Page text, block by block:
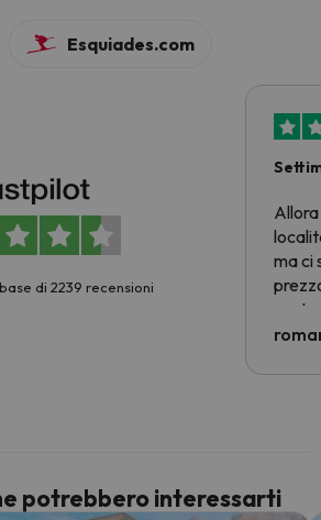
Esquiades.com
di 2239 recensioni
Allora
ma ci
potrebbero interessarti